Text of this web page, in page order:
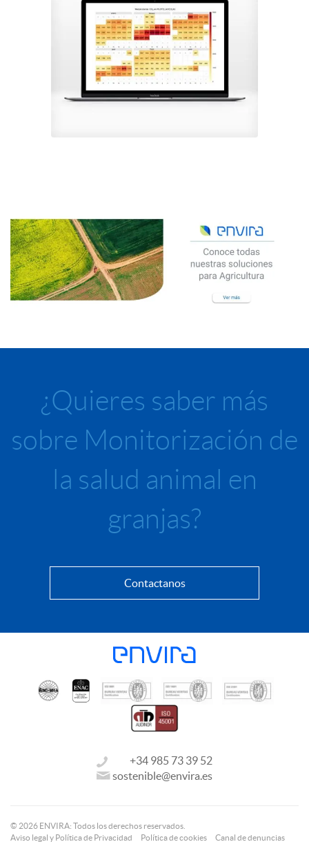
¿Quieres saber más
sobre Monitorización de
la salud animal en
granjas?
Contactanos
+34 985 73 39 52
sostenible@envira.es
© 2026 ENVIRA: Todos los derechos reservados.
Aviso legal y Política de Privacidad
Política de cookies Canal de denuncias